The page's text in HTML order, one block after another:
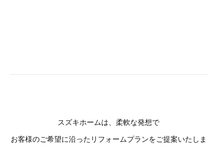
スズキホームは、柔軟な発想で
お客様のご希望に沿ったリフォームプランをご提案いたしま